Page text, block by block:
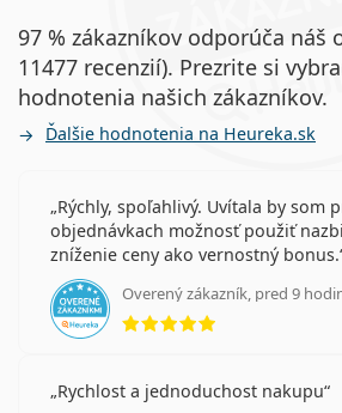
97 % zákazníkov odporúča náš
11477 recenzií). Prezrite si
hodnotenia našich zákazníkov.
Ďalšie hodnotenia na Heureka.sk
Rýchly, spoľahlivý. Uvítala by som
objednávkach možnosť použiť
zníženie ceny ako vernostný bonus.
Overený zákazník, pred 9
hodnotenie 5 z
Rychlost a jednoduchost nakupu